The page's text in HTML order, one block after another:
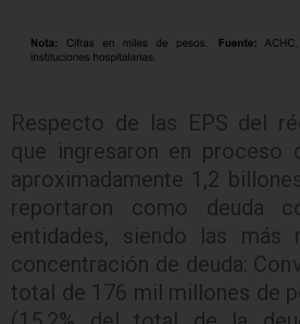
Respecto de las EPS del
que ingresaron en proceso
aproximadamente 1,2
reportaron como deuda
entidades, siendo las más
concentración de deuda:
total de 176 mil millones de